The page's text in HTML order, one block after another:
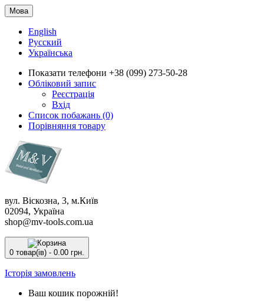
Мова
English
Русский
Українська
Показати телефони +38 (099) 273-50-28
Обліковий запис
Реєстрація
Вхід
Список побажань (0)
Порівняння товару
вул. Віскозна, 3, м.Київ
02094, Україна
shop@mv-tools.com.ua
0 товар(ів) - 0.00 грн.
Історія замовлень
Ваш кошик порожній!